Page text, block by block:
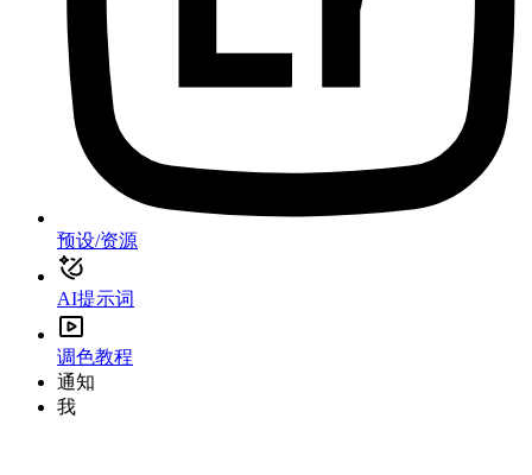
预设/资源
AI提示词
调色教程
通知
我